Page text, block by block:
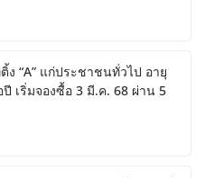
ง “A” แก่ประชาชนทั่วไป อายุ
เริ่มจองซื้อ 3 มี.ค. 68 ผ่าน 5